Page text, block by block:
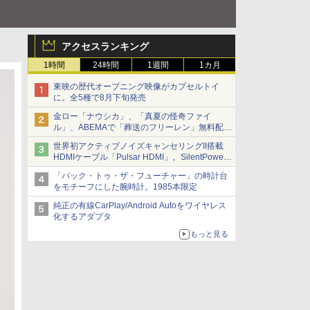
アクセスランキング
1時間 24時間 1週間 1カ月
東映の歴代オープニング映像がカプセルトイ
に。全5種で8月下旬発売
金ロー「ナウシカ」、「真夏の怪奇ファイ
ル」、ABEMAで「葬送のフリーレン」無料配信
など。夏の特番・配信情報
世界初アクティブノイズキャンセリングII搭載
HDMIケーブル「Pulsar HDMI」。SilentPower
から
「バック・トゥ・ザ・フューチャー」の時計台
をモチーフにした腕時計。1985本限定
純正の有線CarPlay/Android Autoをワイヤレス
化するアダプタ
もっと見る